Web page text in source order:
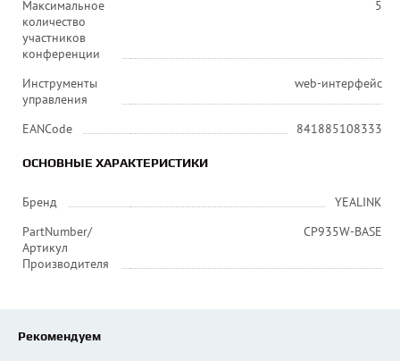
Максимальное
количество
участников
конференции
5
Инструменты
управления
web-интерфейс
EANCode 841885108333
ОСНОВНЫЕ ХАРАКТЕРИСТИКИ
Бренд
YEALINK
PartNumber/
Артикул
Производителя
CP935W-BASE
Рекомендуем